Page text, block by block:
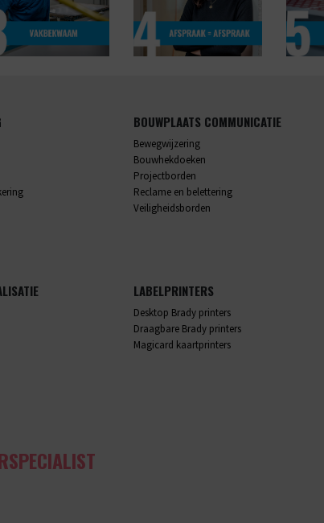
BOUWPLAATS COMMUNICATIE
Bewegwijzering
Bouwhekdoeken
Projectborden
Reclame en belettering
Veiligheidsborden
LABELPRINTERS
Desktop Brady printers
Draagbare Brady printers
Magicard kaartprinters